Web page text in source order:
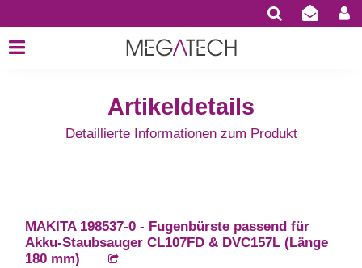
Artikeldetails
Detaillierte Informationen zum Produkt
MAKITA 198537-0 - Fugenbürste passend für
Akku-Staubsauger CL107FD & DVC157L (Länge
180 mm)